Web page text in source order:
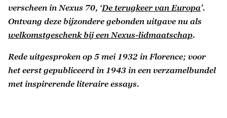
verscheen in Nexus 70, ‘De terugkeer van Europa’.
Ontvang deze bijzondere gebonden uitgave nu als
welkomstgeschenk bij een Nexus-lidmaatschap.
Rede uitgesproken op 5 mei 1932 in Florence; voor
het eerst gepubliceerd in 1943 in een verzamelbundel
met inspirerende literaire essays.